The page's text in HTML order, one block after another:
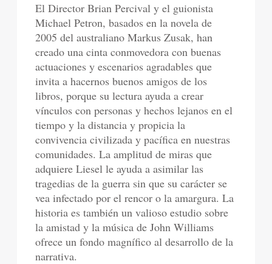
El Director Brian Percival y el guionista
Michael Petron, basados en la novela de
2005 del australiano Markus Zusak, han
creado una cinta conmovedora con buenas
actuaciones y escenarios agradables que
invita a hacernos buenos amigos de los
libros, porque su lectura ayuda a crear
vínculos con personas y hechos lejanos en el
tiempo y la distancia y propicia la
convivencia civilizada y pacífica en nuestras
comunidades. La amplitud de miras que
adquiere Liesel le ayuda a asimilar las
tragedias de la guerra sin que su carácter se
vea infectado por el rencor o la amargura. La
historia es también un valioso estudio sobre
la amistad y la música de John Williams
ofrece un fondo magnífico al desarrollo de la
narrativa.